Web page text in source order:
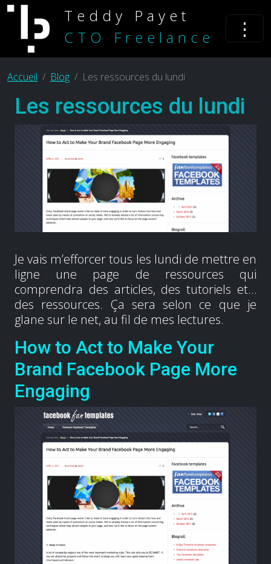
Teddy Payet
CTO Freelance
⋮
Accueil Blog Les ressources du lundi
Les ressources du lundi
Je vais m’efforcer tous les lundi de mettre en
ligne une page de ressources qui
comprendra des articles, des tutoriels et…
des ressources. Ça sera selon ce que je
glane sur le net, au fil de mes lectures.
How to Act to Make Your
Brand Facebook Page More
Engaging